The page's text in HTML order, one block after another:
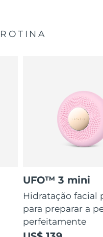
UFO™ 3 mini
Hidratação facial
para preparar a
perfeitamente